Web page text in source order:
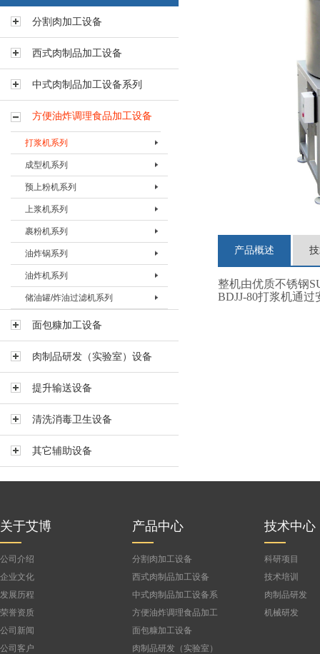
分割肉加工设备
西式肉制品加工设备
中式肉制品加工设备系列
方便油炸调理食品加工设备
打浆机系列
打浆机BDJJ-80
打浆机BDJJ-135
打浆机BDJJ-200
成型机系列
肉饼成型机BHBJ-I
肉饼成型机BHBJ-II
成型机BFMJ-400
预上粉机系列
预上粉机BSFJ-I-200
预上粉机BSFJ-I-400
预上粉机BSFJ-I-600
上浆机系列
上浆机BSJJ-200B
上浆机BSJJ-200T
上浆机BSJJ-400B
上浆机BSJJ-400T
上浆机BSJJ-600B
上浆机BSJJ-600T
裹粉机系列
裹粉机BSFJ-II-200
裹粉机 BSFJ-II-400
裹粉机BSFJ-II-600
裹粉机BSFJ-III-600
油炸锅系列
油炸锅BYZG-20
油炸锅BYZG-40
油炸锅BYZG-125
油炸机系列
油炸机BYZJ-II-400
油炸机BYZJ-II-600
油炸机BYZJ-II-900
油炸机BYZJ-V-200
油炸机BYZJ-V-200L
储油罐/炸油过滤机系列
储油罐BYG-600
储油罐BYG-2000
煎炸油过滤机BLYJ-60
煎炸油过滤机BLYJ-130
面包糠加工设备
肉制品研发（实验室）设备
提升输送设备
清洗消毒卫生设备
其它辅助设备
产品概述
整机由优质不锈钢
BDJJ-80打浆机通
关于艾博
公司介绍
企业文化
发展历程
荣誉资质
公司新闻
公司客户
产品中心
分割肉加工设备
西式肉制品加工设备
中式肉制品加工设备系
列
方便油炸调理食品加工
设备
面包糠加工设备
肉制品研发（实验室）
技术中心
科研项目
技术培训
肉制品研发
机械研发